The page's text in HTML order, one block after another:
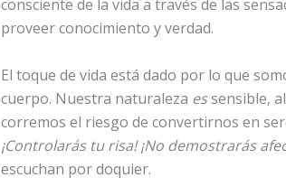
consciente de la vida a través de las
proveer conocimiento y verdad.
El toque de vida está dado por lo que
cuerpo. Nuestra naturaleza essensible, al
corremos el riesgo de convertirnos en
¡Controlarás tu risa! ¡No demostrarás
escuchan por doquier.